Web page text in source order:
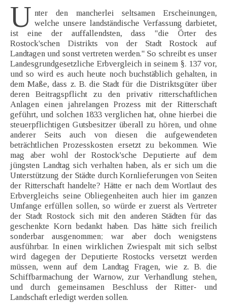
U nter den mancherlei seltsamen Erscheinungen,
welche unsere landständische Verfassung darbietet,
ist eine der auffallendsten, dass "die Örter des
Rostock'schen Distrikts von der Stadt Rostock auf
Landtagen und sonst vertreten werden." So schreibt es unser
Landesgrundgesetzliche Erbvergleich in seinem §. 137 vor,
und so wird es auch heute noch buchstäblich gehalten, in
dem Maße, dass z. B. die Stadt für die Distriktsgüter über
deren Beitragspflicht zu den privativ ritterschaftlichen
Anlagen einen jahrelangen Prozess mit der Ritterschaft
geführt, und solchen 1833 verglichen hat, ohne hierbei die
steuerpflichtigen Gutsbesitzer überall zu hören, und ohne
anderer Seits auch von diesen die aufgewendeten
beträchtlichen Prozesskosten ersetzt zu bekommen. Wie
mag aber wohl der Rostock'sche Deputierte auf dem
jüngsten Landtag sich verhalten haben, als er sich um die
Unterstützung der Städte durch Kornlieferungen von Seiten
der Ritterschaft handelte? Hätte er nach dem Wortlaut des
Erbvergleichs seine Obliegenheiten auch hier im ganzen
Umfange erfüllen sollen, so würde er zuerst als Vertreter
der Stadt Rostock sich mit den anderen Städten für das
geschenkte Korn bedankt haben. Das hätte sich freilich
sonderbar ausgenommen; war aber doch wenigstens
ausführbar. In einen wirklichen Zwiespalt mit sich selbst
wird dagegen der Deputierte Rostocks versetzt werden
müssen, wenn auf dem Landtag Fragen, wie z. B. die
Schiffbarmachung der Warnow, zur Verhandlung stehen,
und durch gemeinsamen Beschluss der Ritter- und
Landschaft erledigt werden sollen.